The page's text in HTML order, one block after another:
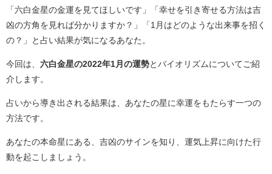
「六白金星の金運を見てほしいです」「幸せを引き寄せる方法は吉
凶の方角を見れば分かりますか？」「1月はどのような出来事を招く
の？」と占い結果が気になるあなた。
今回は、 六白金星の2022年1月の運勢とバイオリズムについてご紹
介します。
占いから導き出される結果は、あなたの星に幸運をもたらす一つの
方法です。
あなたの本命星にある、吉凶のサインを知り、運気上昇に向けた行
動を起こしましょう。